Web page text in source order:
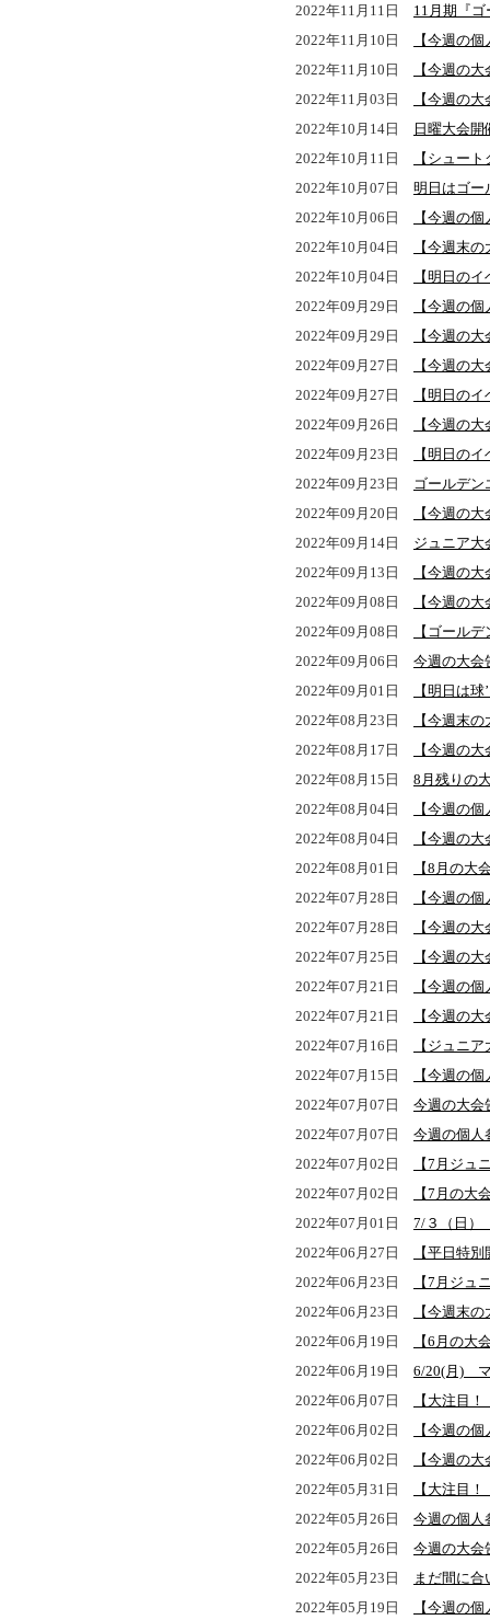
2022年11月11日 11月期『
2022年11月10日
【今週の
2022年11月10日
【今週の
2022年11月03日
【今週の
2022年10月14日
日曜大会開
2022年10月11日
【シュー
2022年10月07日 明日はゴー
2022年10月06日
【今週の
2022年10月04日
【今週末
2022年10月04日
【明日の
2022年09月29日
【今週の
2022年09月29日
【今週の
2022年09月27日
【今週の
2022年09月27日
【明日の
2022年09月26日
【今週の
2022年09月23日
【明日の
2022年09月23日
ゴールデン
2022年09月20日
【今週の
2022年09月14日 ジュニア大
2022年09月13日
【今週の
2022年09月08日
【今週の
2022年09月08日
【ゴール
2022年09月06日 今週の大会
2022年09月01日
【明日は
2022年08月23日
【今週末
2022年08月17日
【今週の
2022年08月15日 8月残りの
2022年08月04日
【今週の
2022年08月04日
【今週の
2022年08月01日
【8月の大
2022年07月28日
【今週の
2022年07月28日
【今週の
2022年07月25日
【今週の
2022年07月21日
【今週の
2022年07月21日
【今週の
2022年07月16日
【ジュニ
2022年07月15日
【今週の
2022年07月07日 今週の大会
2022年07月07日 今週の個人
2022年07月02日
【7月ジュ
2022年07月02日
【7月の大
2022年07月01日 7/３（日
2022年06月27日
【平日特
2022年06月23日
【7月ジュ
2022年06月23日
【今週末
2022年06月19日
【6月の大
2022年06月19日 6/20(月) マ
2022年06月07日
【大注目
2022年06月02日
【今週の
2022年06月02日
【今週の
2022年05月31日
【大注目
2022年05月26日 今週の個人
2022年05月26日 今週の大会
2022年05月23日
まだ間に合
2022年05月19日
【今週の